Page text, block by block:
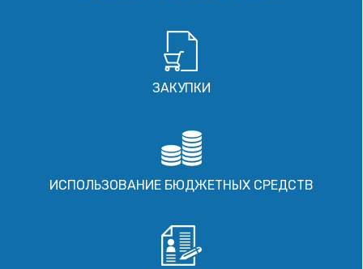
ЗАКУПКИ
ИСПОЛЬЗОВАНИЕ БЮДЖЕТНЫХ СРЕДСТВ